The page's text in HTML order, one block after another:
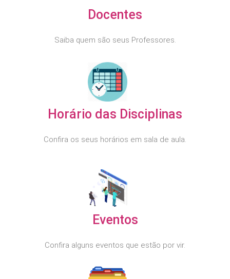
Docentes
Saiba quem são seus Professores.
Horário das Disciplinas
Confira os seus horários em sala de aula.
Eventos
Confira alguns eventos que estão por vir.